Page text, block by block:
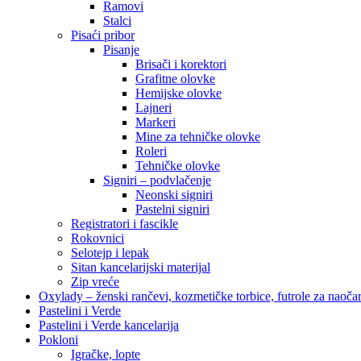
Ramovi
Stalci
Pisaći pribor
Pisanje
Brisači i korektori
Grafitne olovke
Hemijske olovke
Lajneri
Markeri
Mine za tehničke olovke
Roleri
Tehničke olovke
Signiri – podvlačenje
Neonski signiri
Pastelni signiri
Registratori i fascikle
Rokovnici
Selotejp i lepak
Sitan kancelarijski materijal
Zip vreće
Oxylady – ženski rančevi, kozmetičke torbice, futrole za
Pastelini i Verde
Pastelini i Verde kancelarija
Pokloni
Igračke, lopte